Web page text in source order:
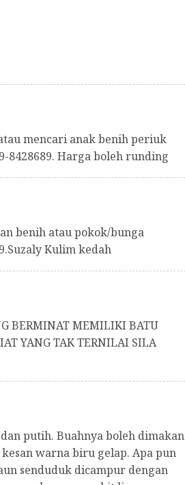
mencari anak benih periuk
8428689. Harga boleh runding
benih atau pokok/bunga
Kulim kedah
BERMINAT MEMILIKI BATU
YANG TAK TERNILAI SILA
putih. Buahnya boleh dimakan
warna biru gelap. Apa pun
senduduk dicampur dengan